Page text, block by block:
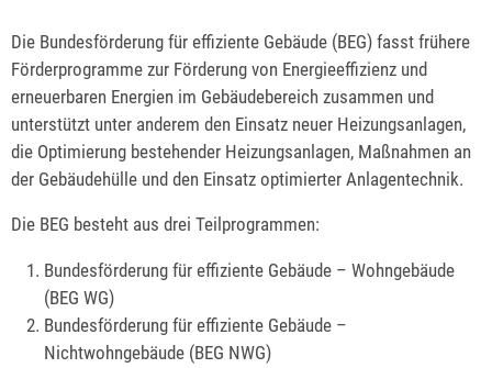
Die Bundesförderung für effiziente Gebäude (BEG) fasst frühere
Förderprogramme zur Förderung von Energieeffizienz und
erneuerbaren Energien im Gebäudebereich zusammen und
unterstützt unter anderem den Einsatz neuer Heizungsanlagen,
die Optimierung bestehender Heizungsanlagen, Maßnahmen an
der Gebäudehülle und den Einsatz optimierter Anlagentechnik.
Die BEG besteht aus drei Teilprogrammen:
Bundesförderung für effiziente Gebäude – Wohngebäude
(BEG WG)
Bundesförderung für effiziente Gebäude –
Nichtwohngebäude (BEG NWG)